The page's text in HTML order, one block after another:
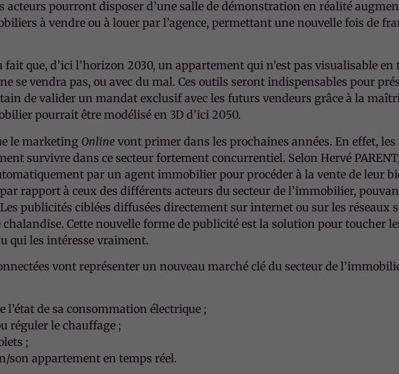
acteurs pourront disposer d’une salle de démonstration en réalité
à vendre ou à louer par l’agence, permettant une nouvelle fois de
que, d’ici l’horizon 2030, un appartement qui n’est pas visualisable
se vendra pas, ou avec du mal. Ces outils seront indispensables pour
de valider un mandat exclusif avec les futurs vendeurs grâce à la
pourrait être modélisé en 3D d’ici 2050.
le marketing Online vont primer dans les prochaines années. En effet,
survivre dans ce secteur fortement concurrentiel. Selon Hervé
par un agent immobilier pour procéder à la vente de leur
rapport à ceux des différents acteurs du secteur de l’immobilier,
publicités ciblées diffusées directement sur internet ou sur les réseaux
chalandise. Cette nouvelle forme de publicité est la solution pour toucher
qui les intéresse vraiment.
vont représenter un nouveau marché clé du secteur de
l’état de sa consommation électrique ;
réguler le chauffage ;
;
son appartement en temps réel.
puissions
améliorer la
fonctionnalité
et la
fonction de
la façon dont
le site Web
est utilisé.
Experience
fonctionne